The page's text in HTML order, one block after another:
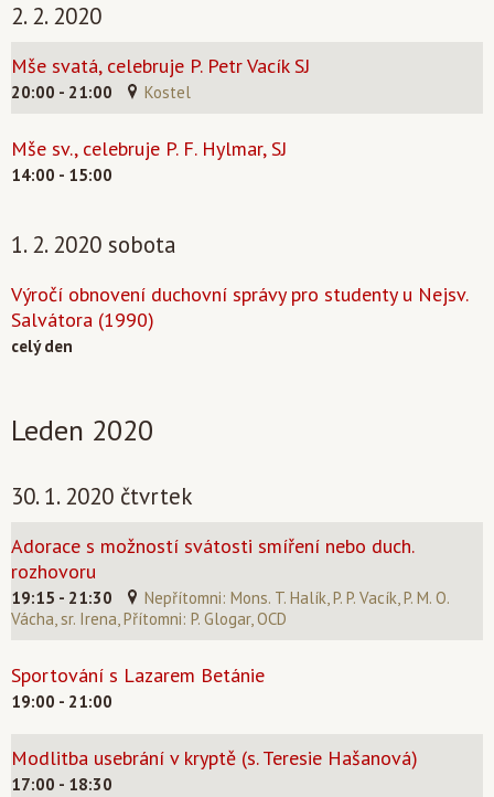
2. 2. 2020
Mše svatá, celebruje P. Petr Vacík SJ
20:00 - 21:00 Kostel
Mše sv., celebruje P. F. Hylmar, SJ
14:00 - 15:00
1. 2. 2020 sobota
Výročí obnovení duchovní správy pro studenty u Nejsv.
Salvátora (1990)
celý den
Leden 2020
30. 1. 2020 čtvrtek
Adorace s možností svátosti smíření nebo duch.
rozhovoru
19:15 - 21:30
Nepřítomni: Mons. T. Halík, P. P. Vacík, P. M. O.
Vácha, sr. Irena, Přítomni: P. Glogar, OCD
Sportování s Lazarem Betánie
19:00 - 21:00
Modlitba usebrání v kryptě (s. Teresie Hašanová)
17:00 - 18:30